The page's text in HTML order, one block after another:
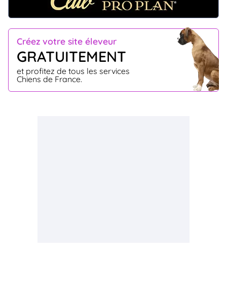
Créez votre site éleveur
GRATUITEMENT
et profitez de tous les services
Chiens de France.